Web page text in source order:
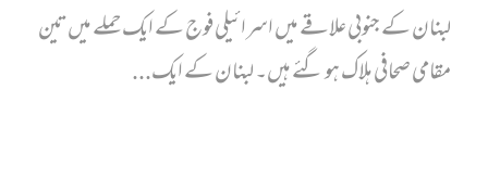
لبنان کے جنوبی علاقے میں اسرائیلی فوج کے ایک حملے میں تین
مقامی صحافی ہلاک ہو گئے ہیں۔ لبنان کے ایک...